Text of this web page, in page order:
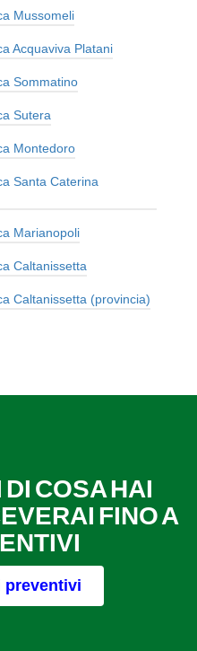
Mussomeli
Acquaviva Platani
Sommatino
Sutera
Montedoro
Santa Caterina
Marianopoli
Caltanissetta
Caltanissetta (provincia)
COSA HAI
FINO A
preventivi